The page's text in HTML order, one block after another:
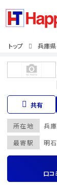
トップ 兵庫県
共有
最寄駅 明
所在地 兵
口コ